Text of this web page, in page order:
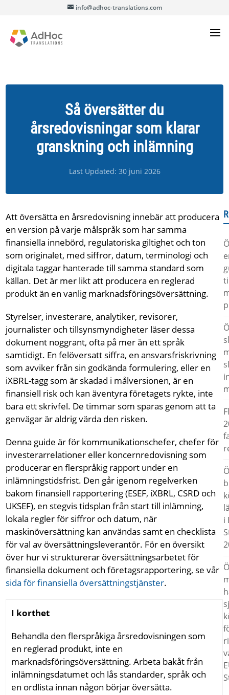
info@adhoc-translations.com
Så översätter du
årsredovisningar som klarar
granskning och inlämning
Last Updated: 30 juni 2026
Att översätta en årsredovisning innebär att producera
en version på varje målspråk som har samma
finansiella innebörd, regulatoriska giltighet och ton
som originalet, med siffror, datum, terminologi och
digitala taggar hanterade till samma standard som
källan. Det är mer likt att producera en reglerad
produkt än en vanlig marknadsföringsöversättning.
Styrelser, investerare, analytiker, revisorer,
journalister och tillsynsmyndigheter läser dessa
dokument noggrant, ofta på mer än ett språk
samtidigt. En felöversatt siffra, en ansvarsfriskrivning
som avviker från sin godkända formulering, eller en
iXBRL-tagg som är skadad i målversionen, är en
finansiell risk och kan äventyra företagets rykte, inte
bara ett skrivfel. De timmar som sparas genom att ta
genvägar är aldrig värda den risken.
Denna guide är för kommunikationschefer, chefer för
investerarrelationer eller koncernredovisning som
producerar en flerspråkig rapport under en
inlämningstidsfrist. Den går igenom regelverken
bakom finansiell rapportering (ESEF, iXBRL, CSRD och
UKSEF), en stegvis tidsplan från start till inlämning,
lokala regler för siffror och datum, när
maskinöversättning kan användas samt en checklista
för val av översättningsleverantör. För en översikt
över hur vi strukturerar översättningsarbetet för
finansiella dokument och företagsrapportering, se vår
sida för finansiella översättningstjänster.
I korthet
Behandla den flerspråkiga årsredovisningen som
en reglerad produkt, inte en
marknadsföringsöversättning. Arbeta bakåt från
inlämningsdatumet och lås standarder, språk och
en ordlista innan någon börjar översätta.
i